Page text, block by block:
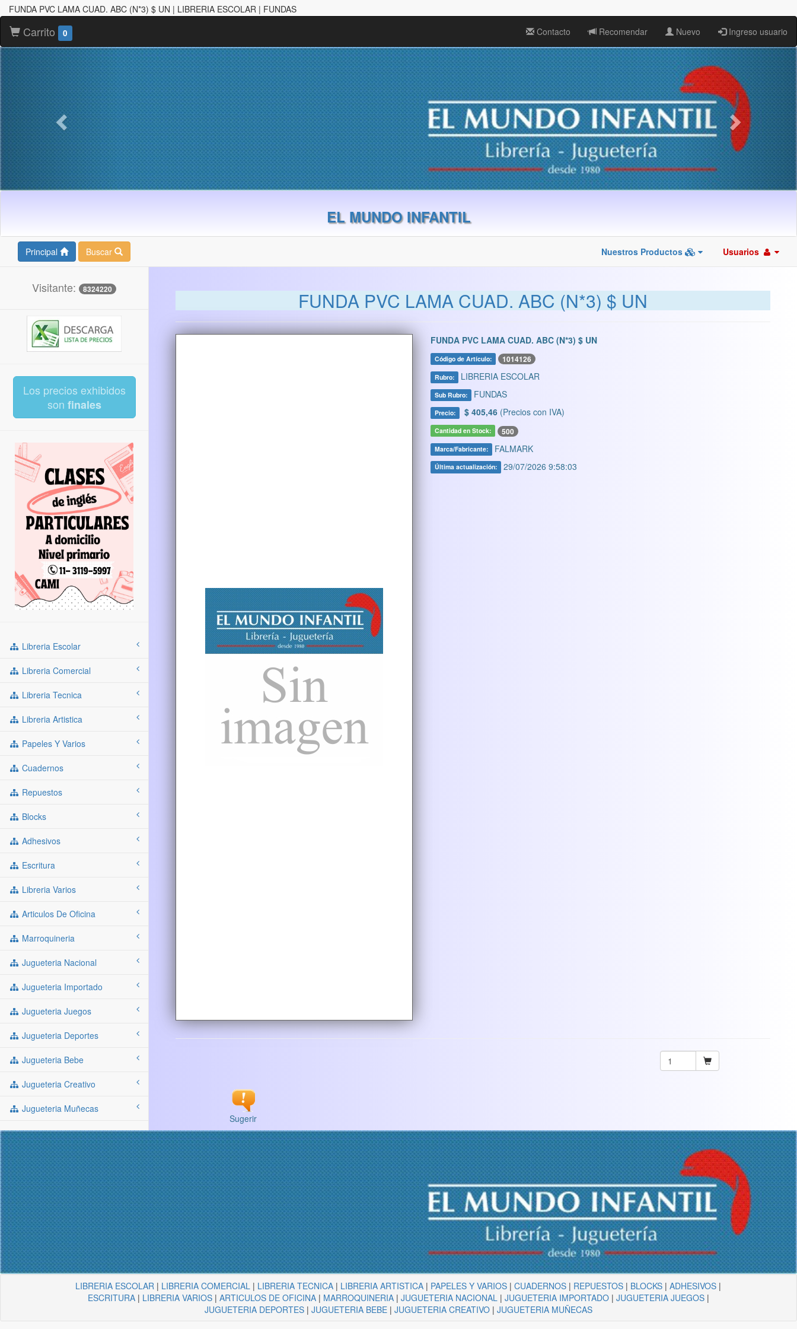
FUNDA PVC LAMA CUAD. ABC (N*3) $ UN | LIBRERIA ESCOLAR | FUNDAS
Carrito 0 Contacto Recomendar Nuevo Ingreso usuario
EL MUNDO INFANTIL
Principal Buscar Nuestros Productos Usuarios
Visitante: 8324220
Los precios exhibidos
son finales
Libreria Escolar
Libreria Comercial
Libreria Tecnica
Libreria Artistica
Papeles Y Varios
Cuadernos
Repuestos
Blocks
Adhesivos
Escritura
Libreria Varios
Articulos De Oficina
Marroquineria
Jugueteria Nacional
Jugueteria Importado
Jugueteria Juegos
Jugueteria Deportes
Jugueteria Bebe
Jugueteria Creativo
Jugueteria Muñecas
FUNDA PVC LAMA CUAD. ABC (N*3) $ UN
FUNDA PVC LAMA CUAD. ABC (N*3) $ UN
Código de Artículo: 1014126
Rubro: LIBRERIA ESCOLAR
Sub Rubro: FUNDAS
Precio: $ 405,46 (Precios con IVA)
Cantidad en Stock: 500
Marca/Fabricante: FALMARK
Última actualización: 29/07/2026 9:58:03
Sugerir
LIBRERIA ESCOLAR | LIBRERIA COMERCIAL | LIBRERIA TECNICA | LIBRERIA ARTISTICA | PAPELES Y VARIOS |CUADERNOS | REPUESTOS | BLOCKS |ADHESIVOS |
ESCRITURA| LIBRERIA VARIOS| ARTICULOS DE OFICINA| MARROQUINERIA| JUGUETERIA NACIONAL | JUGUETERIA IMPORTADO| JUGUETERIA JUEGOS|
JUGUETERIA DEPORTES| JUGUETERIA BEBE| JUGUETERIA CREATIVO| JUGUETERIA MUÑECAS